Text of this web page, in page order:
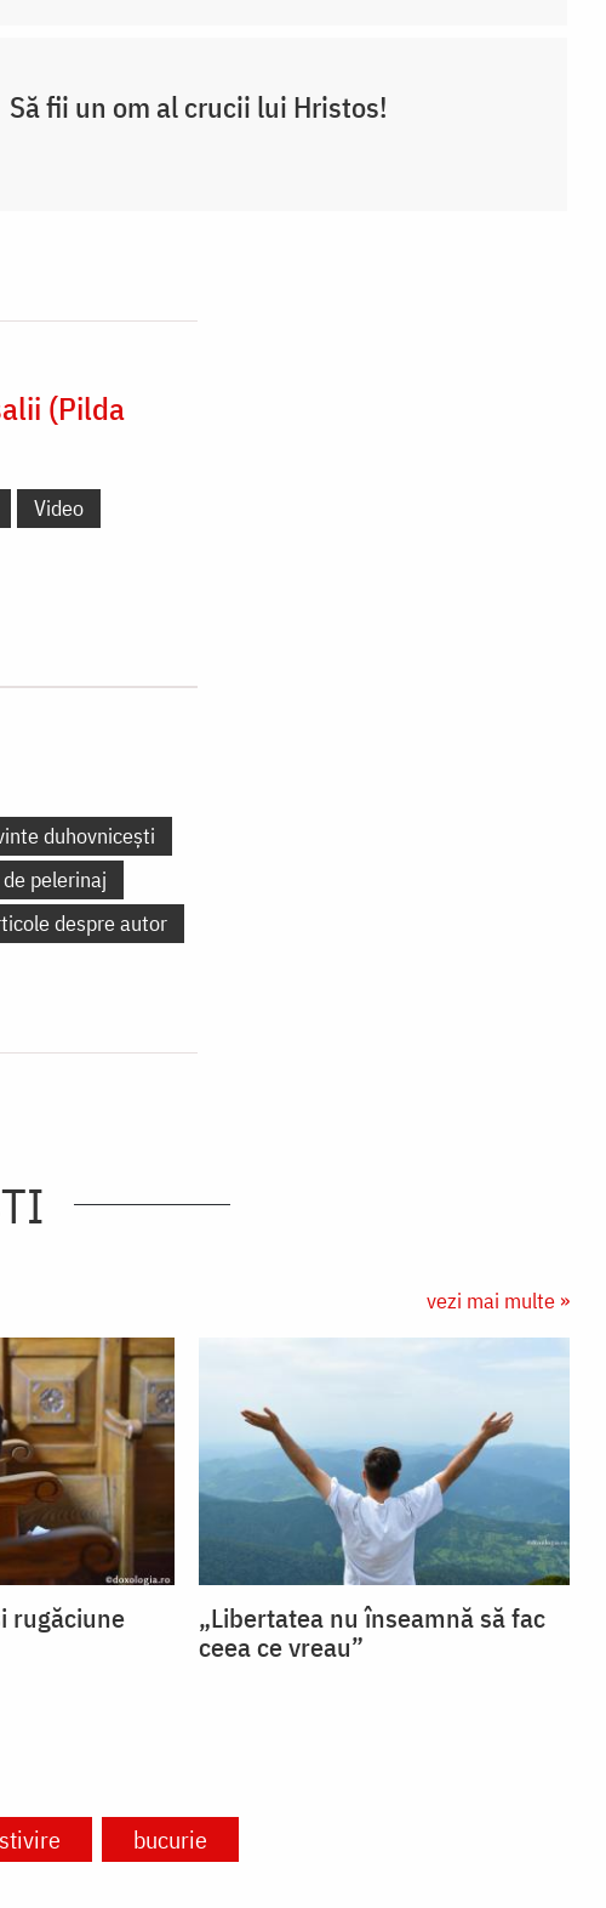
Să fii un om al crucii lui Hristos!
(Pilda
Video
duhovnicești
pelerinaj
despre autor
vezi mai multe »
rugăciune
„Libertatea nu înseamnă să fac
ceea ce vreau”
bucurie